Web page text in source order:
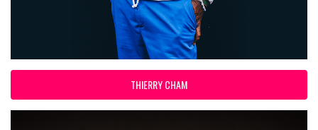
THIERRY CHAM